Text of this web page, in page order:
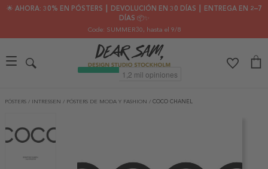
🌟 AHORA: 30% EN PÓSTERS ┃ DEVOLUCIÓN EN 30 DÍAS ┃ ENTREGA EN 2–7
DÍAS 📦✨
Code: SUMMER30, hasta el 9/8
PÓSTERS / INTRESSEN / PÓSTERS DE MODA Y FASHION / COCO CHANEL